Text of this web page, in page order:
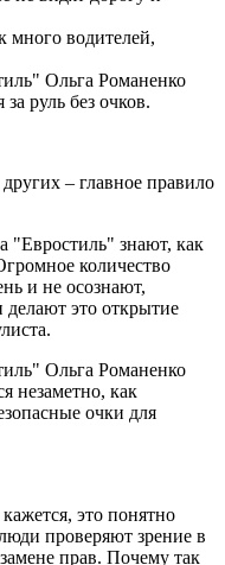
много водителей,
Ольга Романенко
руль без очков.
– главное правило
"Евростиль" знают, как
количество
и не осознают,
делают это открытие
Ольга Романенко
незаметно, как
очки для
это понятно
проверяют зрение в
прав. Почему так